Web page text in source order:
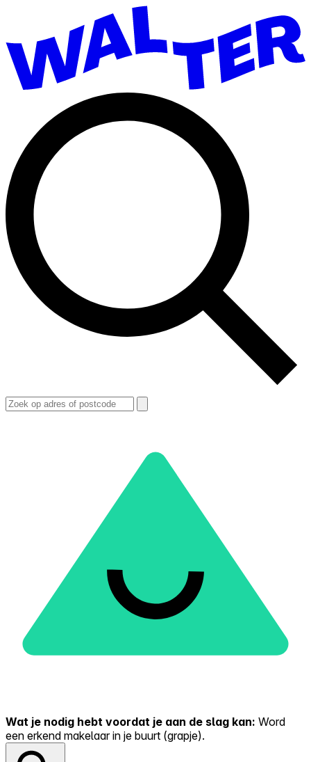
Wat je nodig hebt voordat je aan de slag kan: Word
een erkend makelaar in je buurt (grapje).